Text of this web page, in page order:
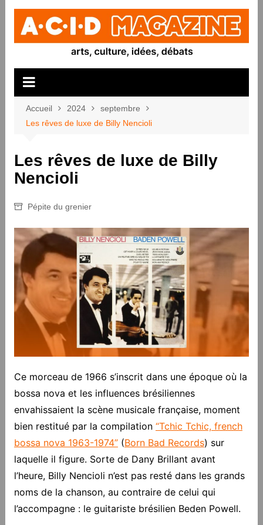
Aller
contenu
Accueil 2024
septembre
Les rêves de luxe de Billy Nencioli
Les rêves de luxe de Billy
Nencioli
Pépite du grenier
Ce morceau de 1966 s’inscrit dans une époque où la
bossa nova et les influences brésiliennes
envahissaient la scène musicale française, moment
bien restitué par la compilation “Tchic Tchic, french
bossa nova 1963-1974”(Born Bad Records) sur
laquelle il figure. Sorte de Dany Brillant avant
l’heure, Billy Nencioli n’est pas resté dans les grands
noms de la chanson, au contraire de celui qui
l’accompagne : le guitariste brésilien Beden Powell.